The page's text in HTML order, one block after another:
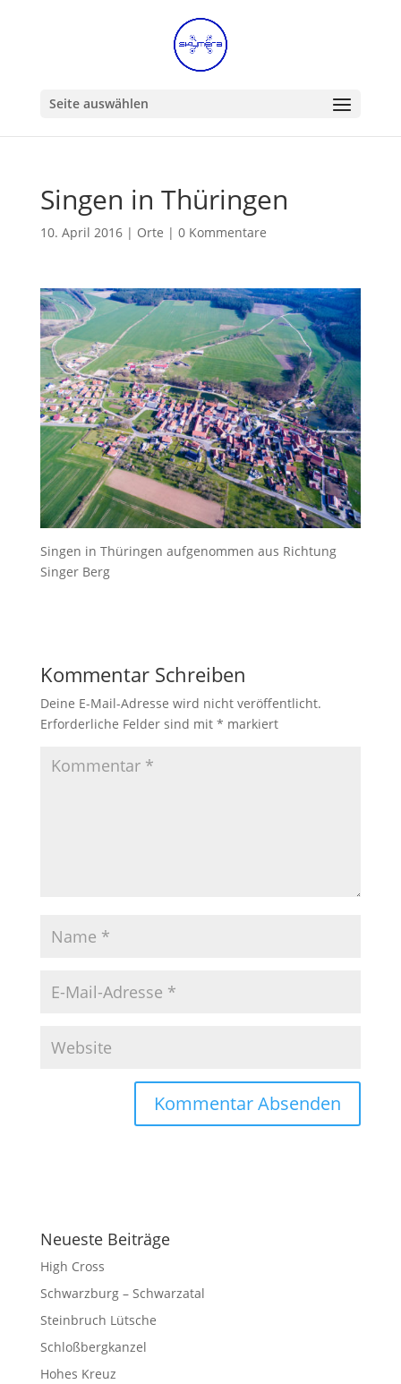
Seite auswählen
Singen in Thüringen
10. April 2016| Orte | 0 Kommentare
Singen in Thüringen aufgenommen aus Richtung
Singer Berg
Kommentar Schreiben
Deine E-Mail-Adresse wird nicht veröffentlicht.
Erforderliche Felder sind mit * markiert
Neueste Beiträge
High Cross
Schwarzburg – Schwarzatal
Steinbruch Lütsche
Schloßbergkanzel
Hohes Kreuz